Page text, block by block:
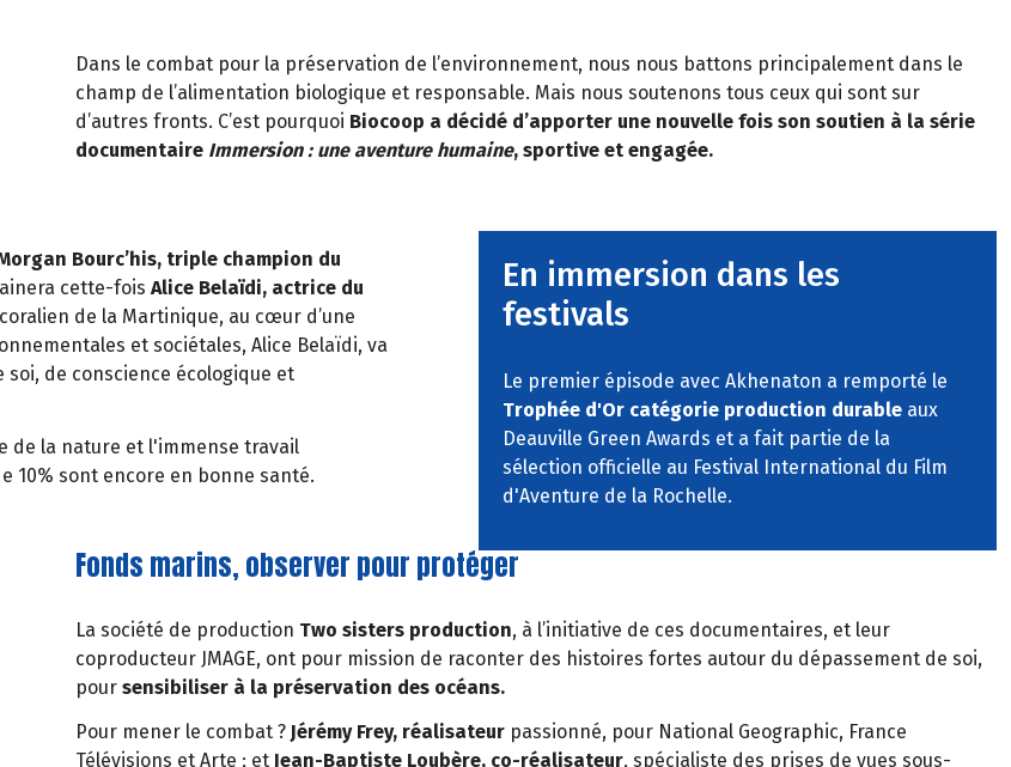
Dans le combat pour la préservation de l’environnement, nous nous battons principalement dans le
champ de l’alimentation biologique et responsable. Mais nous soutenons tous ceux qui sont sur
d’autres fronts. C’est pourquoi Biocoop a décidé d’apporter une nouvelle fois son soutien à la série
documentaire Immersion : une aventure humaine, sportive et engagée.
Bourc’his, triple champion du
cette-fois Alice Belaïdi, actrice du
de la Martinique, au cœur d’une
et sociétales, Alice Belaïdi, va
de conscience écologique et
de la nature et l'immense travail
10% sont encore en bonne santé.
En immersion dans les
festivals
Le premier épisode avec Akhenaton a remporté le
Trophée d'Or catégorie production durableaux
Deauville Green Awards et a fait partie de la
sélection officielle au Festival International du Film
d'Aventure de la Rochelle.
Fonds marins, observer pour protéger
La société de production Two sisters production, à l’initiative de ces documentaires, et leur
coproducteur JMAGE, ont pour mission de raconter des histoires fortes autour du dépassement de soi,
pour sensibiliser à la préservation des océans.
Pour mener le combat ? Jérémy Frey, réalisateur passionné, pour National Geographic, France
Télévisions et Arte ; et Jean-Baptiste Loubère, co-réalisateur, spécialiste des prises de vues sous-